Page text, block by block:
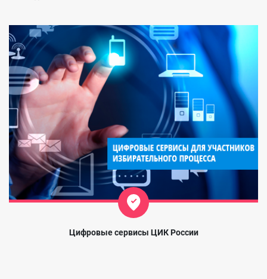
Цифровые сервисы ЦИК России